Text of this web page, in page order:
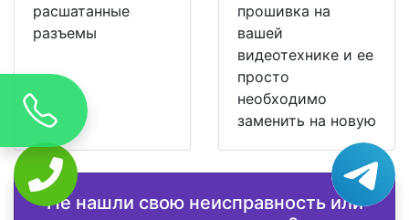
расшатанные
разъемы
прошивка на
вашей
видеотехнике и ее
просто
необходимо
заменить на новую
Не нашли свою неисправность или